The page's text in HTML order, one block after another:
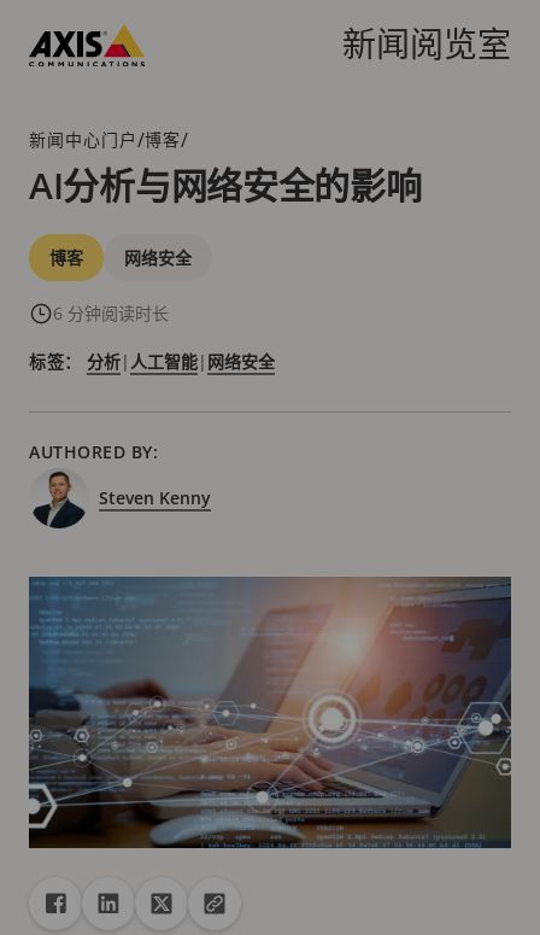
新闻阅览室
面
包
屑
导
航
新闻中心门户/博客/
AI分析与网络安全的影响
类
别
博客 网络安全
6 分钟阅读时长
标签： 分析| 人工智能| 网络安全
AUTHORED BY:
Steven Kenny
共享分享到 Facebook
分享到 Linkedin
分享到 X复制 url 到剪贴板